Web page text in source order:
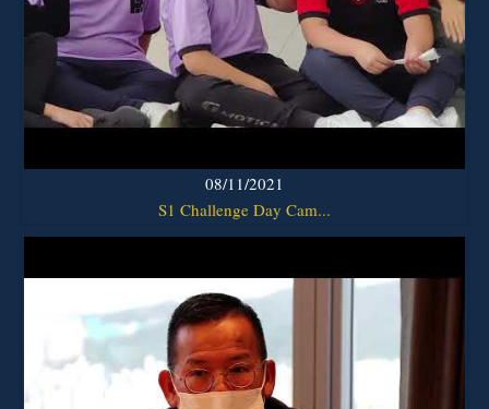
08/11/2021
S1 Challenge Day Cam...